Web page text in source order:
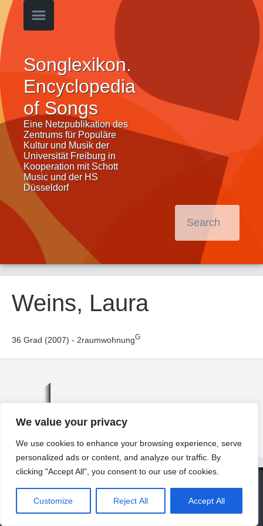
We value your privacy
We use cookies to enhance your browsing experience, serve
personalized ads or content, and analyze our traffic. By
clicking "Accept All", you consent to our use of cookies.
Customize Reject All Accept All
Songlexikon.
Encyclopedia
of Songs
Eine Netzpublikation des
Zentrums für Populäre
Kultur und Musik der
Universität Freiburg in
Kooperation mit Schott
Music und der HS
Düsseldorf
Weins, Laura
36 Grad (2007) - 2raumwohnungG
© 2026 Universität Freiburg
About Contact Privacy Declaration Legal Notice